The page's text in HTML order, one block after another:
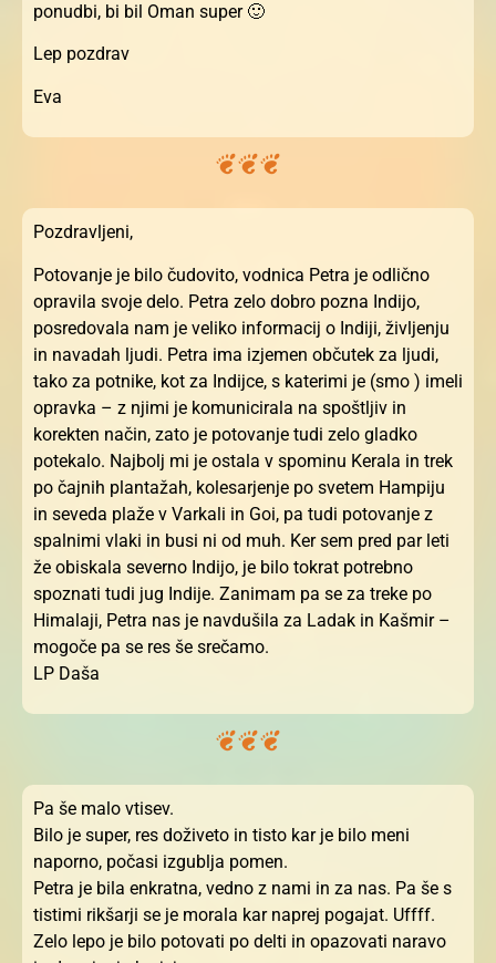
ponudbi, bi bil Oman super 🙂
Lep pozdrav
Eva
Pozdravljeni,
Potovanje je bilo čudovito, vodnica Petra je odlično
opravila svoje delo. Petra zelo dobro pozna Indijo,
posredovala nam je veliko informacij o Indiji, življenju
in navadah ljudi. Petra ima izjemen občutek za ljudi,
tako za potnike, kot za Indijce, s katerimi je (smo ) imeli
opravka – z njimi je komunicirala na spoštljiv in
korekten način, zato je potovanje tudi zelo gladko
potekalo. Najbolj mi je ostala v spominu Kerala in trek
po čajnih plantažah, kolesarjenje po svetem Hampiju
in seveda plaže v Varkali in Goi, pa tudi potovanje z
spalnimi vlaki in busi ni od muh. Ker sem pred par leti
že obiskala severno Indijo, je bilo tokrat potrebno
spoznati tudi jug Indije. Zanimam pa se za treke po
Himalaji, Petra nas je navdušila za Ladak in Kašmir –
mogoče pa se res še srečamo.
LP Daša
Pa še malo vtisev.
Bilo je super, res doživeto in tisto kar je bilo meni
naporno, počasi izgublja pomen.
Petra je bila enkratna, vedno z nami in za nas. Pa še s
tistimi rikšarji se je morala kar naprej pogajat. Uffff.
Zelo lepo je bilo potovati po delti in opazovati naravo